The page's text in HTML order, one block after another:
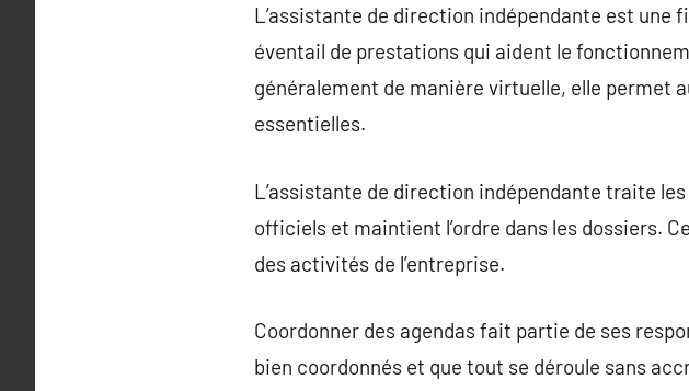
L’assistante de direction indépendante est une
éventail de prestations qui aident le
généralement de manière virtuelle, elle permet
essentielles.
L’assistante de direction indépendante traite
officiels et maintient l’ordre dans les dossiers.
des activités de l’entreprise.
Coordonner des agendas fait partie de ses
bien coordonnés et que tout se déroule sans